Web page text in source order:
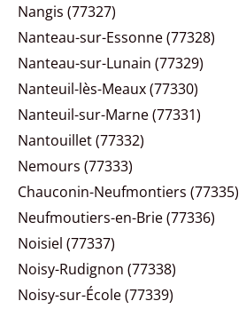
Nangis (77327)
Nanteau-sur-Essonne (77328)
Nanteau-sur-Lunain (77329)
Nanteuil-lès-Meaux (77330)
Nanteuil-sur-Marne (77331)
Nantouillet (77332)
Nemours (77333)
Chauconin-Neufmontiers (77335)
Neufmoutiers-en-Brie (77336)
Noisiel (77337)
Noisy-Rudignon (77338)
Noisy-sur-École (77339)